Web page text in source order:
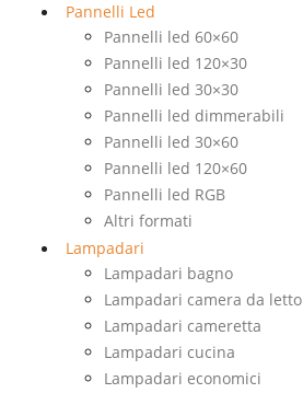
Pannelli Led
Pannelli led 60×60
Pannelli led 120×30
Pannelli led 30×30
Pannelli led dimmerabili
Pannelli led 30×60
Pannelli led 120×60
Pannelli led RGB
Altri formati
Lampadari
Lampadari bagno
Lampadari camera da letto
Lampadari cameretta
Lampadari cucina
Lampadari economici